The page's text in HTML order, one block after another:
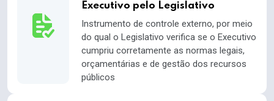
Executivo pelo Legislativo
Instrumento de controle externo, por meio
do qual o Legislativo verifica se o Executivo
cumpriu corretamente as normas legais,
orçamentárias e de gestão dos recursos
públicos